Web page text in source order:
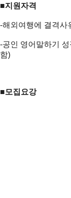
■지원자격
-해외여행에 결격사
-공인 영어말하기
함)
■모집요강